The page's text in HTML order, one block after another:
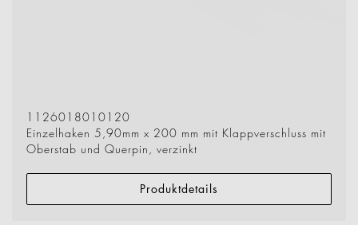
1126018010120
Einzelhaken 5,90mm x 200 mm mit Klappverschluss mit
Oberstab und Querpin, verzinkt
Produktdetails